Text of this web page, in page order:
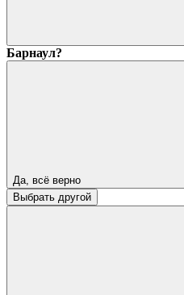
Барнаул?
Да, всё верно
Выбрать другой